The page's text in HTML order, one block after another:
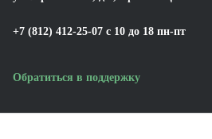
+7 (812) 412-25-07 c 10 до 18 пн-пт
Обратиться в поддержку